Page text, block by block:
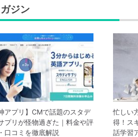
ジン
神アプリ】CMで話題のスタデ
プリが怪物過ぎた｜料金や評
口コミを徹底解説
忙しい
得！ス
話学習